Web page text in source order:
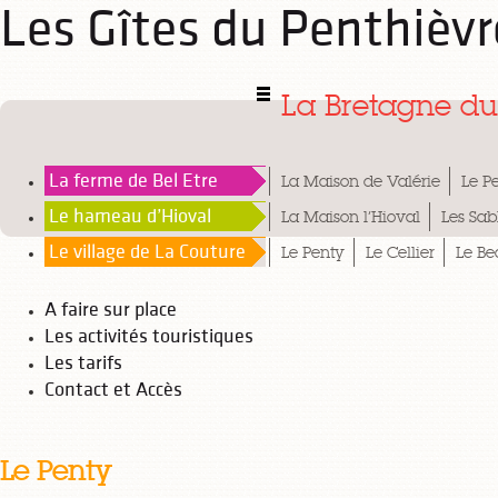
Les Gîtes du
La Bretagne
La ferme de Bel Etre La Maison de Valérie Le
Le hameau d’Hioval La Maison l’Hioval Les
Le village de La Couture Le Penty Le Cellier Le
A faire sur place
Les activités touristiques
Les tarifs
Contact et Accès
Le Penty